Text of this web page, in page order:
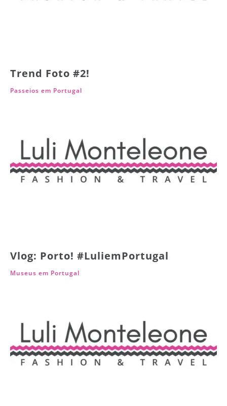
Trend Foto #2!
Passeios em Portugal
Vlog: Porto! #LuliemPortugal
Museus em Portugal